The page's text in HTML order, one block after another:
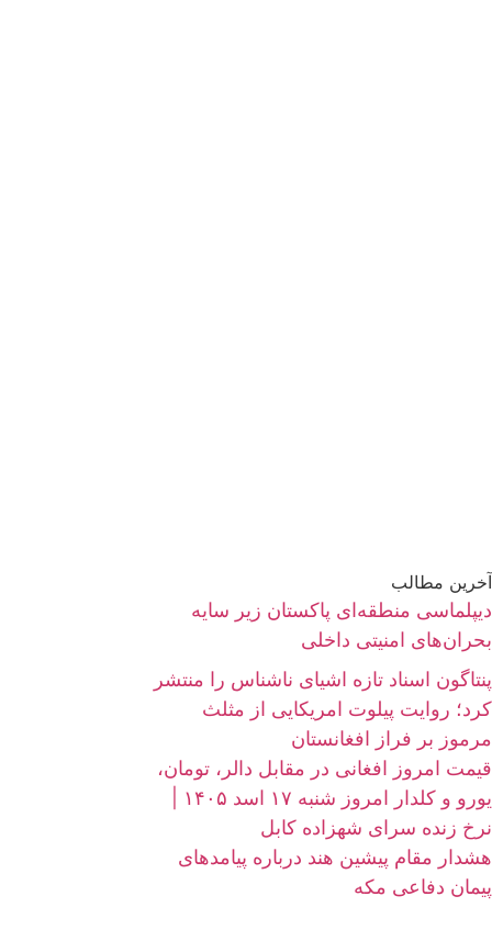
آخرین مطالب
دیپلماسی منطقه‌ای پاکستان زیر سایه
بحران‌های امنیتی داخلی
پنتاگون اسناد تازه اشیای ناشناس را منتشر
کرد؛ روایت پیلوت امریکایی از مثلث
مرموز بر فراز افغانستان
قیمت امروز افغانی در مقابل دالر، تومان،
نرخ زنده سرای شهزاده کابل
هشدار مقام پیشین هند درباره پیامدهای
پیمان دفاعی مکه